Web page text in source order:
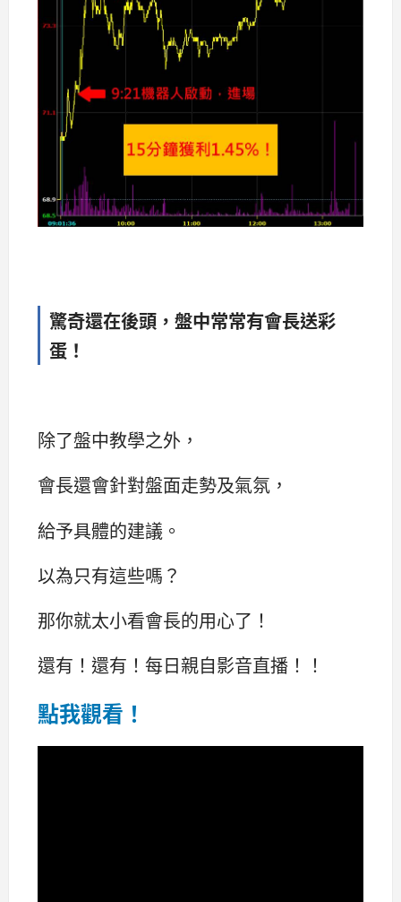
驚奇還在後頭，盤中常常有會長送彩
蛋！
除了盤中教學之外，
會長還會針對盤面走勢及氣氛，
給予具體的建議。
以為只有這些嗎？
那你就太小看會長的用心了！
還有！還有！每日親自影音直播！！
點我觀看！